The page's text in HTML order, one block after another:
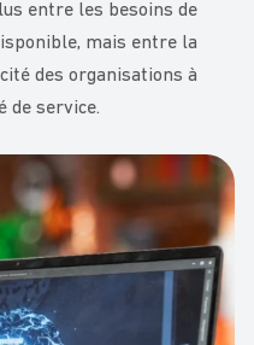
entre les besoins de
mais entre la
des organisations à
de service.